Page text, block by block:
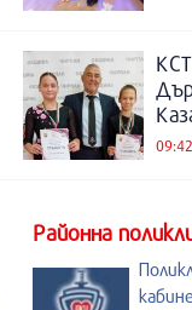
Районна